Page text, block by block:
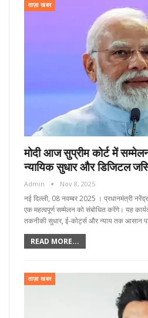
ताज़ा खबर
मोदी आज सुप्रीम कोर्ट में
न्यायिक सुधार और डिजिटल
Admin Nov 8, 2025
नई दिल्ली, 08 नवम्बर 2025 । प्रधानमंत्री
एक महत्वपूर्ण सम्मेलन को संबोधित करेंगे। यह
तकनीकी सुधार, ई-कोर्ट्स और न्याय तक आसान
READ MORE...
ताज़ा खबर